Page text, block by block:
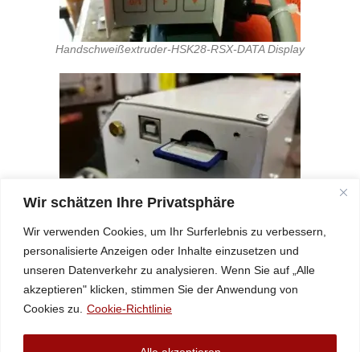
Wir schätzen Ihre Privatsphäre
Wir verwenden Cookies, um Ihr Surferlebnis zu verbessern,
personalisierte Anzeigen oder Inhalte einzusetzen und
unseren Datenverkehr zu analysieren. Wenn Sie auf „Alle
akzeptieren" klicken, stimmen Sie der Anwendung von
Cookies zu.
Cookie-Richtlinie
Handschweißextruder-HSK28-RSX-DATA Display
+43 (2758) 34994
moc.scitsalpuka
@eciffo